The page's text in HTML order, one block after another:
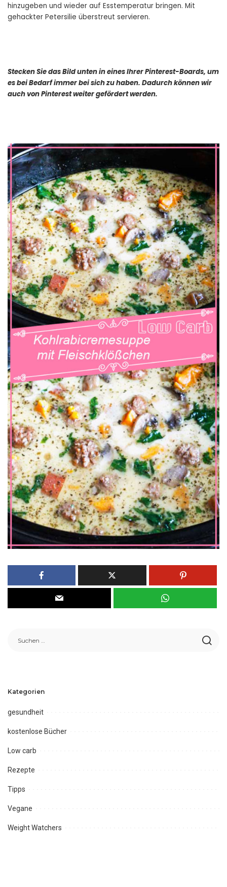
hinzugeben und wieder auf Esstemperatur bringen. Mit
gehackter Petersilie überstreut servieren.
Stecken Sie das Bild unten in eines Ihrer Pinterest-Boards, um
es bei Bedarf immer bei sich zu haben. Dadurch können wir
auch von Pinterest weiter gefördert werden.
Kategorien
gesundheit
kostenlose Bücher
Low carb
Rezepte
Tipps
Vegane
Weight Watchers